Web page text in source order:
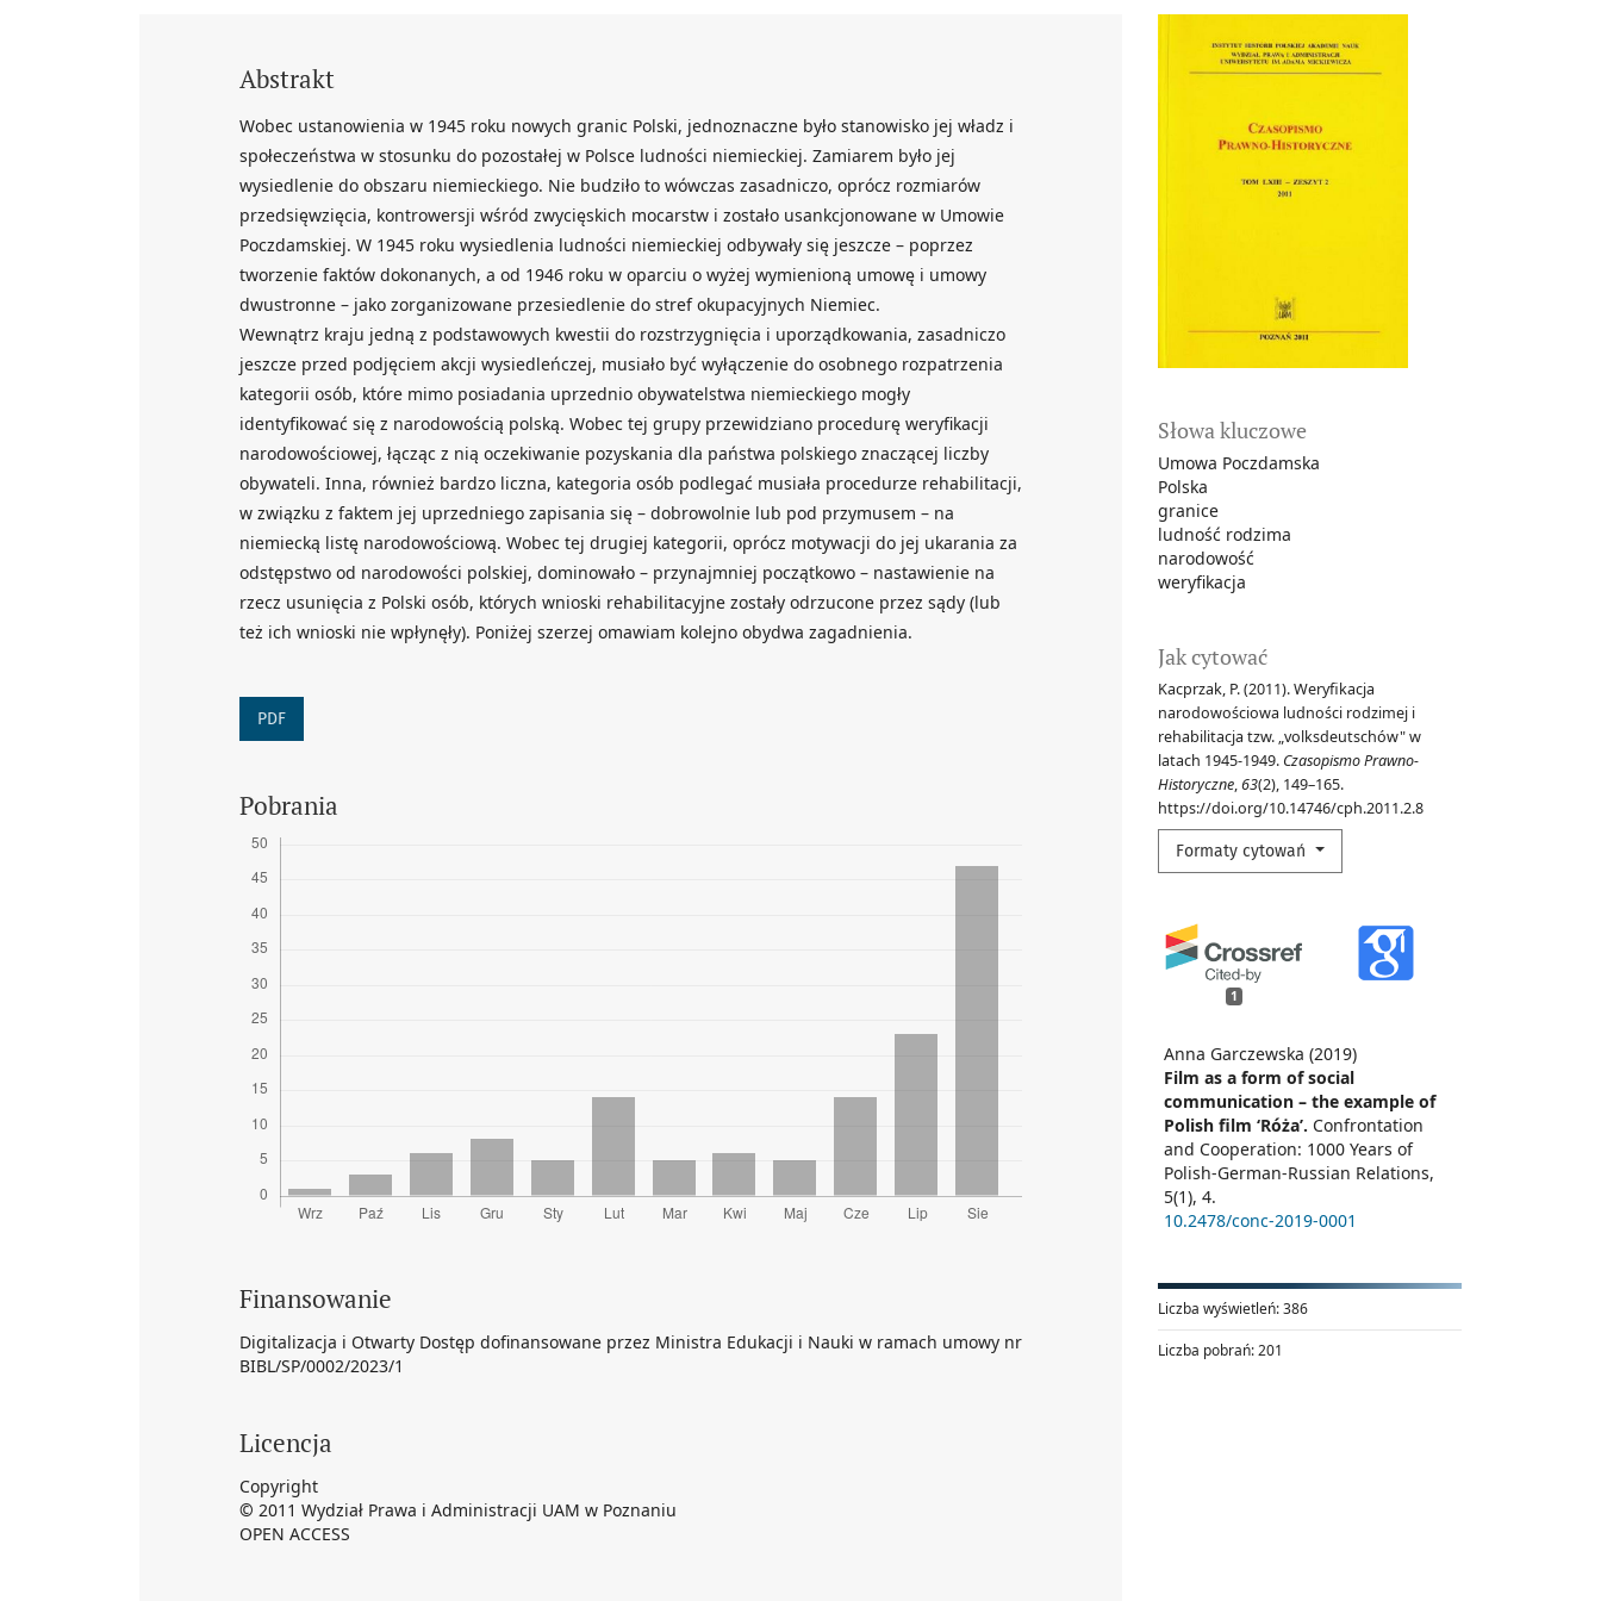
Słowa kluczowe
Umowa Poczdamska
Polska
granice
ludność rodzima
narodowość
weryfikacja
Jak cytować
Kacprzak, P. (2011). Weryfikacja
narodowościowa ludności rodzimej i
rehabilitacja tzw. „volksdeutschów" w
latach 1945-1949. Czasopismo Prawno-
Historyczne,63(2), 149–165.
https://doi.org/10.14746/cph.2011.2.8
Formaty cytowań
1
Anna Garczewska (2019)
Film as a form of social
communication – the example of
Polish film ‘Róża’. Confrontation
and Cooperation: 1000 Years of
Polish-German-Russian Relations,
5(1), 4.
10.2478/conc-2019-0001
Liczba wyświetleń:386
Liczba pobrań:201
Abstrakt
Wobec ustanowienia w 1945 roku nowych granic Polski, jednoznaczne było stanowisko jej władz i
społeczeństwa w stosunku do pozostałej w Polsce ludności niemieckiej. Zamiarem było jej
wysiedlenie do obszaru niemieckiego. Nie budziło to wówczas zasadniczo, oprócz rozmiarów
przedsięwzięcia, kontrowersji wśród zwycięskich mocarstw i zostało usankcjonowane w Umowie
Poczdamskiej. W 1945 roku wysiedlenia ludności niemieckiej odbywały się jeszcze – poprzez
tworzenie faktów dokonanych, a od 1946 roku w oparciu o wyżej wymienioną umowę i umowy
dwustronne – jako zorganizowane przesiedlenie do stref okupacyjnych Niemiec.
Wewnątrz kraju jedną z podstawowych kwestii do rozstrzygnięcia i uporządkowania, zasadniczo
jeszcze przed podjęciem akcji wysiedleńczej, musiało być wyłączenie do osobnego rozpatrzenia
kategorii osób, które mimo posiadania uprzednio obywatelstwa niemieckiego mogły
identyfikować się z narodowością polską. Wobec tej grupy przewidziano procedurę weryfikacji
narodowościowej, łącząc z nią oczekiwanie pozyskania dla państwa polskiego znaczącej liczby
obywateli. Inna, również bardzo liczna, kategoria osób podlegać musiała procedurze rehabilitacji,
w związku z faktem jej uprzedniego zapisania się – dobrowolnie lub pod przymusem – na
niemiecką listę narodowościową. Wobec tej drugiej kategorii, oprócz motywacji do jej ukarania za
odstępstwo od narodowości polskiej, dominowało – przynajmniej początkowo – nastawienie na
rzecz usunięcia z Polski osób, których wnioski rehabilitacyjne zostały odrzucone przez sądy (lub
też ich wnioski nie wpłynęły). Poniżej szerzej omawiam kolejno obydwa zagadnienia.
PDF
Pobrania
Finansowanie
Digitalizacja i Otwarty Dostęp dofinansowane przez Ministra Edukacji i Nauki w ramach umowy nr
BIBL/SP/0002/2023/1
Licencja
Copyright
© 2011 Wydział Prawa i Administracji UAM w Poznaniu
OPEN ACCESS